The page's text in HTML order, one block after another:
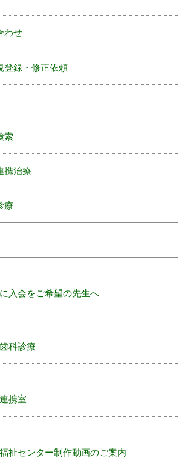
わせ
登録・修正依頼
索
携治療
療
入会をご希望の先生へ
科診療
携室
祉センター制作動画のご案内